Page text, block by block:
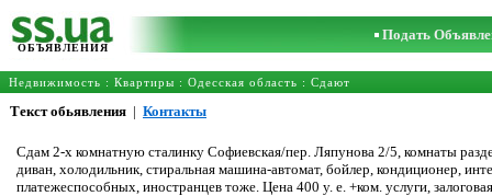
ОБЪЯВЛЕНИЯ
Подать
Недвижимость : Квартиры : Одесская область : Сдают
Текст обьявления | Контакты
Сдам 2-х комнатную сталинку Софиевская/пер. Ляпунова 2/5, комнаты
диван, холодильник, стиральная машина-автомат, бойлер, кондиционер,
платежеспособных, иностранцев тоже. Цена 400 у. е. +ком. услуги,